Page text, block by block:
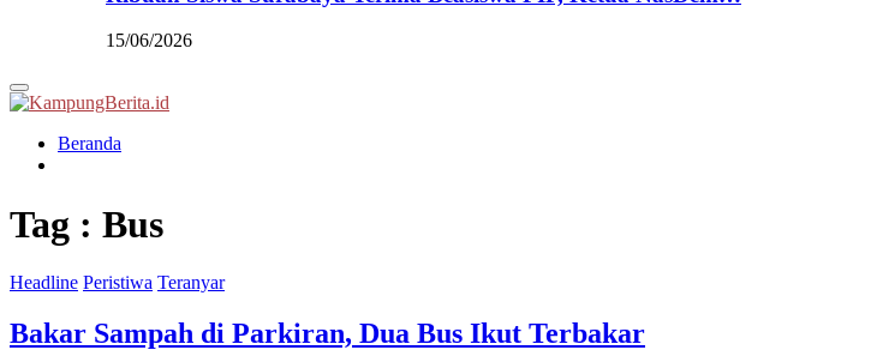
15/06/2026
Primary
Menu
Beranda
Tag : Bus
Headline Peristiwa Teranyar
Bakar Sampah di Parkiran, Dua Bus Ikut Terbakar